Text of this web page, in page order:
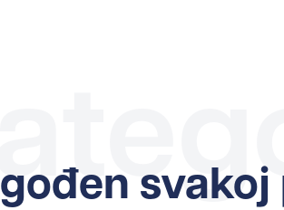
svakoj